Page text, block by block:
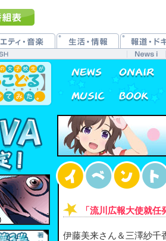
「流川広報大使就
伊藤美来さん＆三澤紗千